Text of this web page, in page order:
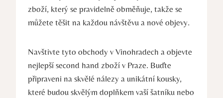
zboží, který se pravidelně obměňuje, takže se
můžete těšit na každou návštěvu a nové objevy.
Navštivte tyto obchody v Vinohradech a objevte
nejlepší second hand zboží v Praze. Buďte
připraveni na skvělé nálezy a unikátní kousky,
které budou skvělým doplňkem vaší šatníku nebo